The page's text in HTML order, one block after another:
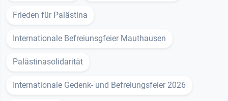
Frieden für Palästina
Internationale Befreiunsgfeier Mauthausen
Palästinasolidarität
Internationale Gedenk- und Befreiungsfeier 2026